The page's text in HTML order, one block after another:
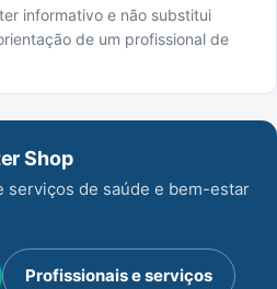
informativo e não substitui
de um profissional de
Shop
serviços de saúde e bem-estar
Profissionais e serviços